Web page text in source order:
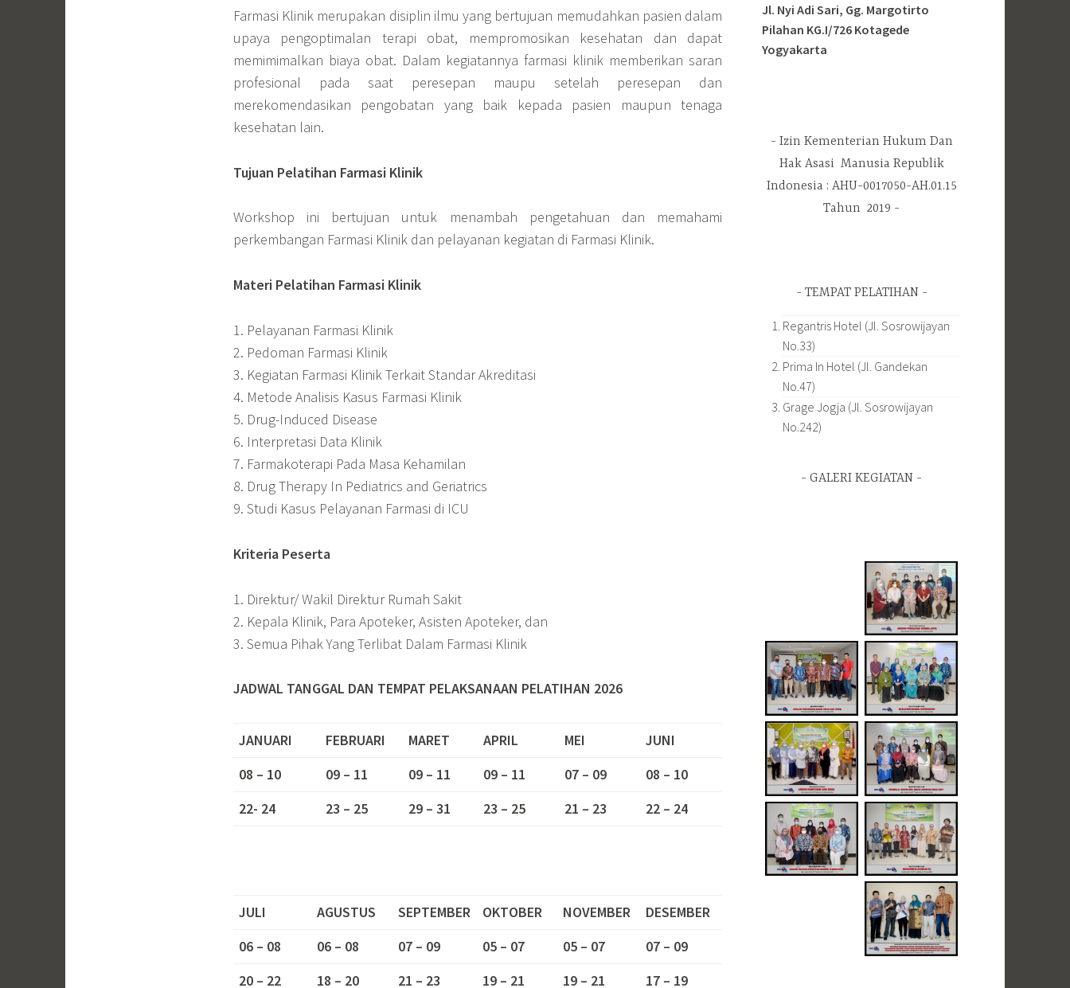
Farmasi Klinik merupakan disiplin ilmu yang bertujuan memudahkan pasien dalam
upaya pengoptimalan terapi obat, mempromosikan kesehatan dan dapat
memimimalkan biaya obat. Dalam kegiatannya farmasi klinik memberikan saran
profesional pada saat peresepan maupu setelah peresepan dan
merekomendasikan pengobatan yang baik kepada pasien maupun tenaga
kesehatan lain.
Tujuan Pelatihan Farmasi Klinik
Workshop ini bertujuan untuk menambah pengetahuan dan memahami
perkembangan Farmasi Klinik dan pelayanan kegiatan di Farmasi Klinik.
Materi Pelatihan Farmasi Klinik
1. Pelayanan Farmasi Klinik
2. Pedoman Farmasi Klinik
3. Kegiatan Farmasi Klinik Terkait Standar Akreditasi
4. Metode Analisis Kasus Farmasi Klinik
5. Drug-Induced Disease
6. Interpretasi Data Klinik
7. Farmakoterapi Pada Masa Kehamilan
8. Drug Therapy In Pediatrics and Geriatrics
9. Studi Kasus Pelayanan Farmasi di ICU
Kriteria Peserta
1. Direktur/ Wakil Direktur Rumah Sakit
2. Kepala Klinik, Para Apoteker, Asisten Apoteker, dan
3. Semua Pihak Yang Terlibat Dalam Farmasi Klinik
JADWAL TANGGAL DAN TEMPAT PELAKSANAAN PELATIHAN 2026
JANUARI FEBRUARI MARET APRIL MEI
JUNI
08 – 10
09 – 11 09 – 11 09 – 11 07 – 09
08 – 10
22- 24
23 – 25 29 – 31 23 – 25 21 – 23 22 – 24
JULI AGUSTUS SEPTEMBER OKTOBER NOVEMBER
DESEMBER
06 – 08
06 – 08 07 – 09 05 – 07 05 – 07
07 – 09
20 – 22
18 – 20 21 – 23 19 – 21 19 – 21 17 – 19
Jl. Nyi Adi Sari, Gg. Margotirto
Pilahan KG.I/726 Kotagede
Yogyakarta
Izin Kementerian Hukum Dan
Hak Asasi Manusia Republik
Indonesia : AHU-0017050-AH.01.15
Tahun 2019
TEMPAT PELATIHAN
Regantris Hotel (Jl. Sosrowijayan
No.33)
Prima In Hotel (Jl. Gandekan
No.47)
Grage Jogja (Jl. Sosrowijayan
No.242)
GALERI KEGIATAN